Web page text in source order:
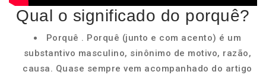
Qual o significado do porquê?
Porquê . Porquê (junto e com acento) é um
substantivo masculino, sinônimo de motivo, razão,
causa. Quase sempre vem acompanhado do artigo